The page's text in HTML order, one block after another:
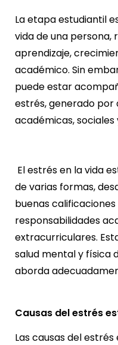
La etapa estudiantil
vida de una
aprendizaje,
académico. Sin
puede estar
estrés, generado por
académicas, sociales
El estrés en la vida
de varias formas,
buenas
responsabilidades
extracurriculares.
salud mental y física
aborda
Causas del estrés
Las causas del